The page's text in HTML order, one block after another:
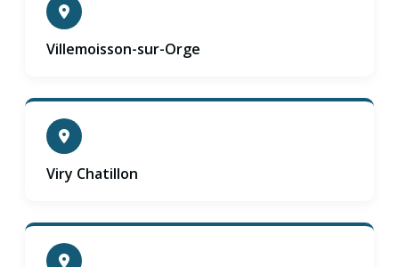
Villemoisson-sur-Orge
Viry Chatillon